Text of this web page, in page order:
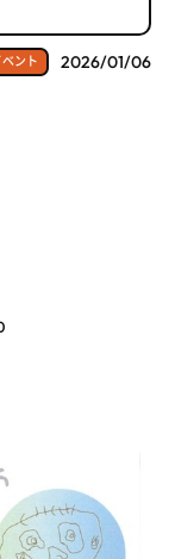
ベント 2026/01/06